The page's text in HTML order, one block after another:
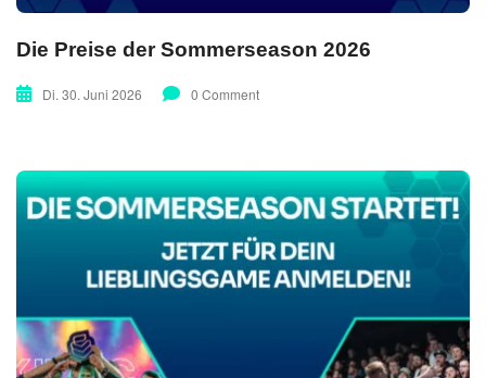
Die Preise der Sommerseason 2026
Di. 30. Juni 2026 0 Comment